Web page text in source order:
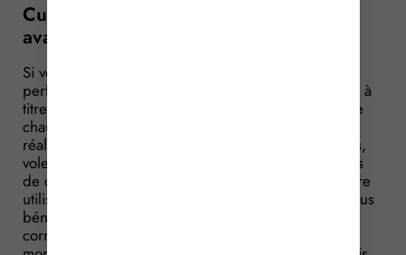
Cumuler un avantage fiscal et un
avantage financier
Si vous réalisez certains travaux visant à améliorer la
performance énergétique de votre logement (utilisé à
titre de résidence principale), du type installation de
chaudière à haute performance énergétique,
réalisation de travaux d’isolation thermique (fenêtres,
volets, murs, toiture, etc.), installation d’équipements
de chauffage ou de fourniture d’eau chaude sanitaire
utilisant une source d’énergie renouvelable, etc., vous
bénéficierez d’un crédit d’impôt dont le montant
correspond à 30 % du montant des dépenses. Le